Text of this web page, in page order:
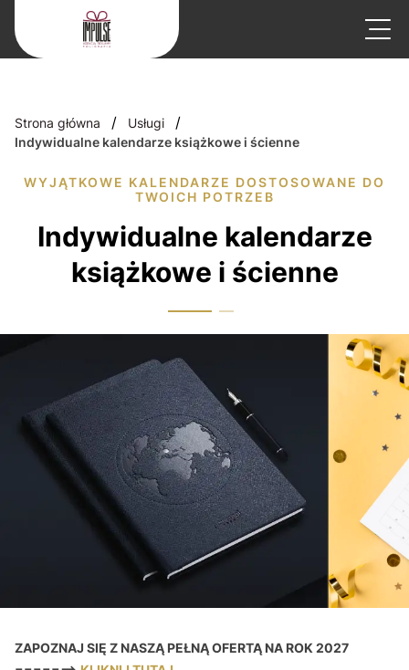
Strona główna / Usługi /
Indywidualne kalendarze książkowe i ścienne
WYJĄTKOWE KALENDARZE DOSTOSOWANE DO
TWOICH POTRZEB
Indywidualne kalendarze
książkowe i ścienne
ZAPOZNAJ SIĘ Z NASZĄ PEŁNĄ OFERTĄ NA ROK 2027